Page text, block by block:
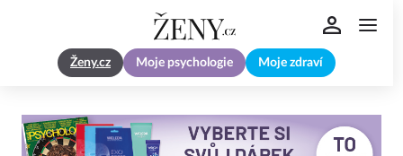
Ženy.cz Moje psychologie Moje zdraví